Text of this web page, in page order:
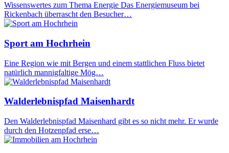
Wissenswertes zum Thema Energie Das Energiemuseum bei
Rickenbach überrascht den Besucher…
Sport am Hochrhein
Eine Region wie mit Bergen und einem stattlichen Fluss bietet
natürlich mannigfaltige Mög…
Walderlebnispfad Maisenhardt
Den Walderlebnispfad Maisenhard gibt es so nicht mehr. Er wurde
durch den Hotzenpfad erse…